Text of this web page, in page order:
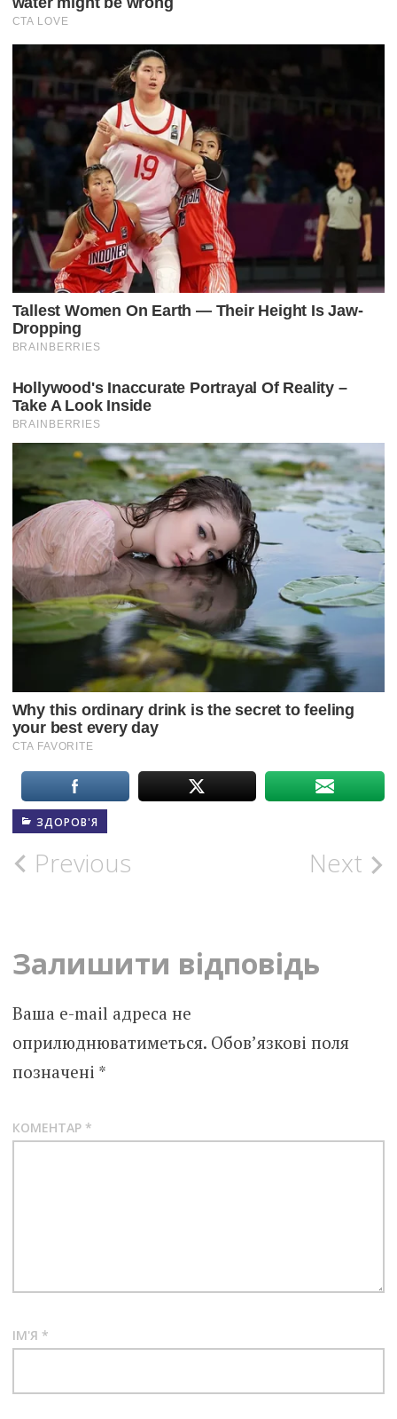
ЗДОРОВ'Я
Post
Previous Next
Залишити відповідь
Ваша e-mail адреса не
оприлюднюватиметься. Обов’язкові поля
позначені *
КОМЕНТАР *
ІМ'Я *